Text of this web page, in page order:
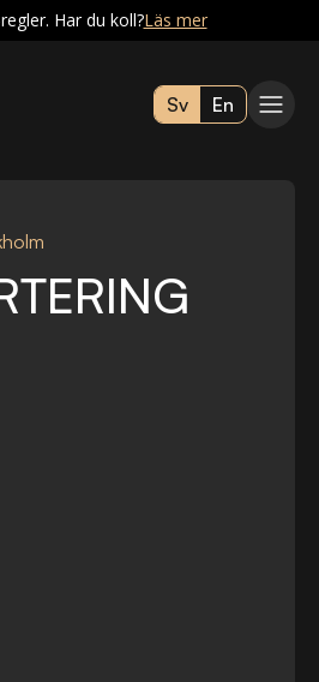
Har du koll?Läs mer
Sv En